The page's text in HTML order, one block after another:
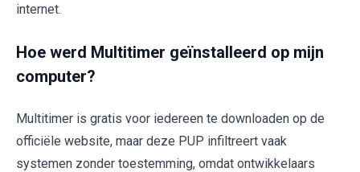
internet.
Hoe werd Multitimer geïnstalleerd op mijn
computer?
Multitimer is gratis voor iedereen te downloaden op de
officiële website, maar deze PUP infiltreert vaak
systemen zonder toestemming, omdat ontwikkelaars